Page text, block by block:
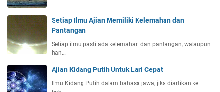
Setiap Ilmu Ajian Memiliki Kelemahan dan
Pantangan
Setiap ilmu pasti ada kelemahan dan pantangan, walaupun
han…
Ajian Kidang Putih Untuk Lari Cepat
Ilmu Kidang Putih dalam bahasa jawa, jika diartikan ke